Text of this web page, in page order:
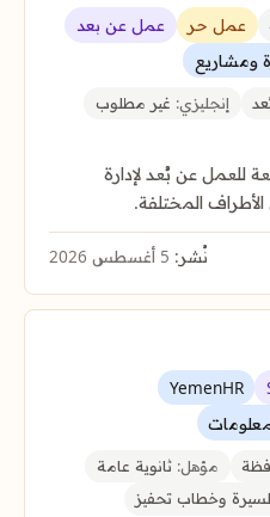
عمل حر
عمل عن بعد
ومشاريع
إنجليزي: غير مطلوب
للعمل عن بُعد لإدارة
المختلفة.
نُشر:
YemenHR
مؤهل: ثانوية عامة
وخطاب تحفيز